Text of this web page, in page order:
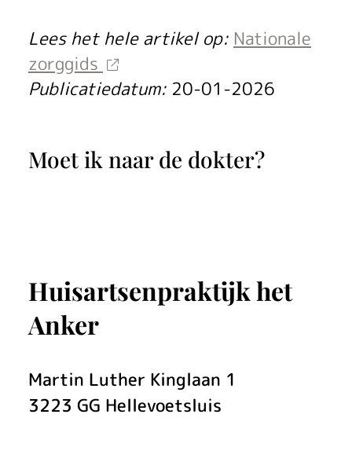
u
M
o
n
d
o
e
p
t
P
Lees het hele artikel op: Nationale
zorggids
Publicatiedatum: 20-01-2026
Moet ik naar de dokter?
Huisartsenpraktijk het
Anker
Martin Luther Kinglaan 1
3223 GG Hellevoetsluis